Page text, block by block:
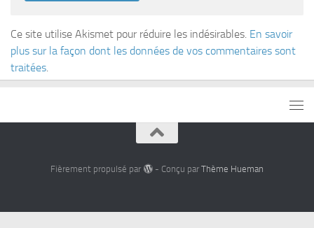
Ce site utilise Akismet pour réduire les indésirables. En savoir
plus sur la façon dont les données de vos commentaires sont
traitées
Fièrement propulsé par - Conçu par Thème Hueman